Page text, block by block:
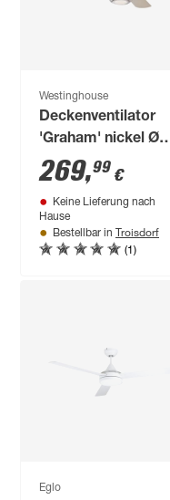
Westinghouse
Deckenventilator
'Graham' nickel Ø
132 cm
269,99 €
Keine Lieferung nach
Hause
Bestellbar in Troisdorf
(1)
Eglo